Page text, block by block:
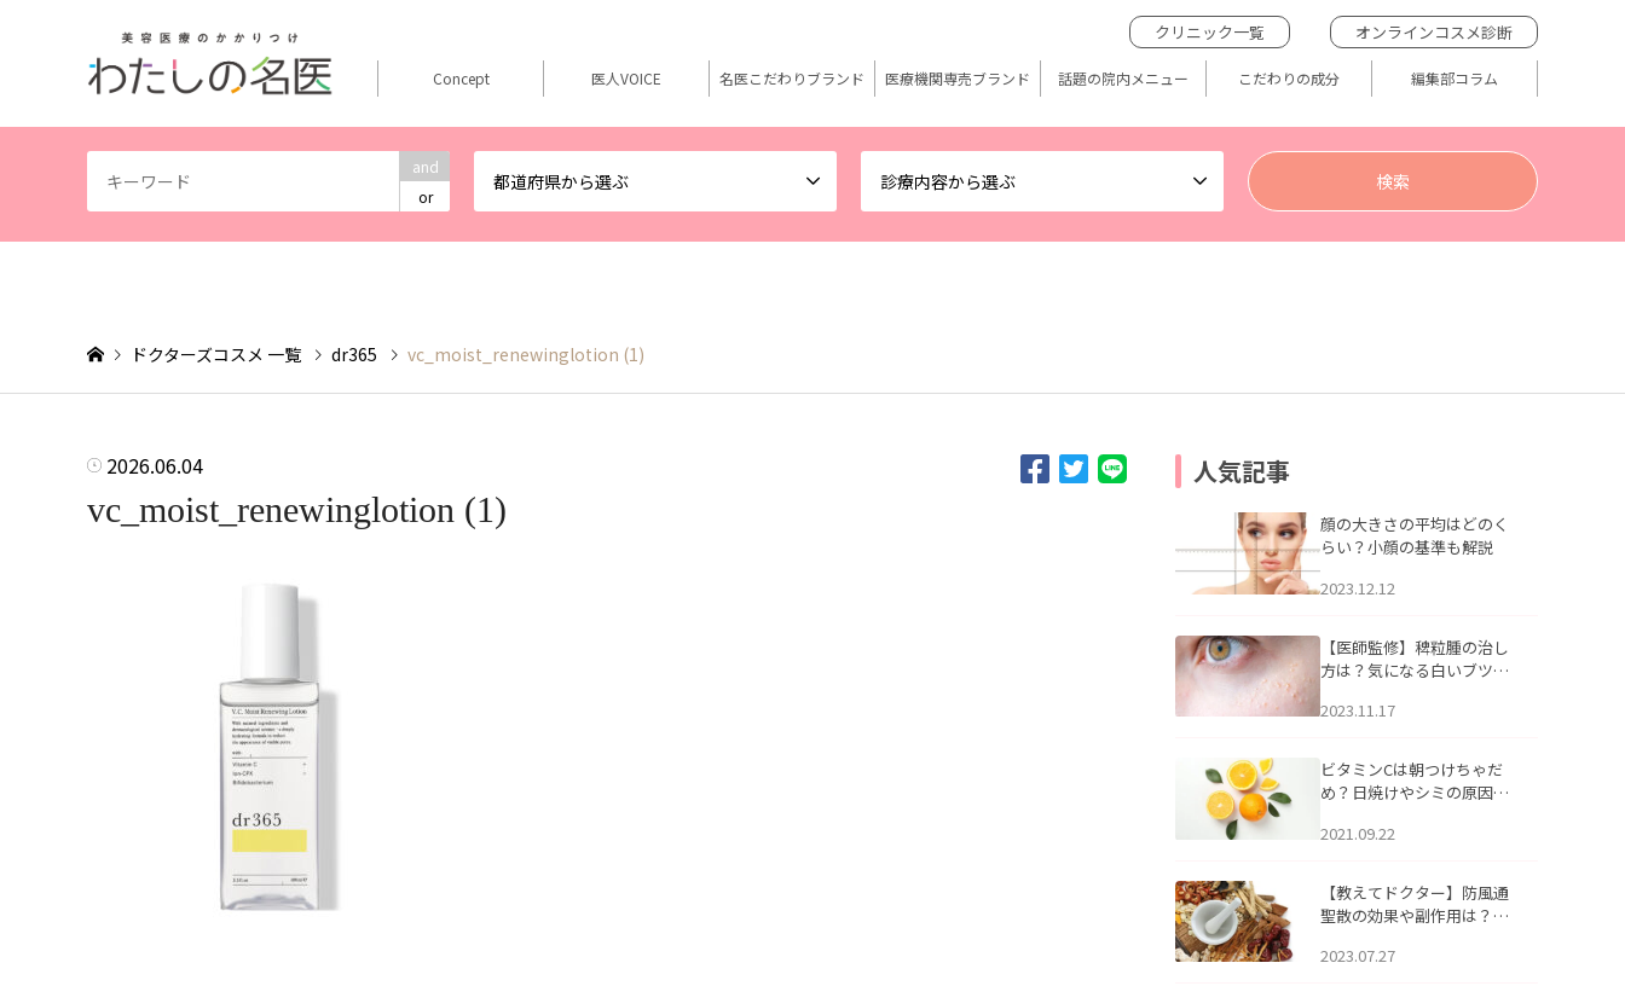
and
or
都道府県から選ぶ 診療内容から選ぶ
クリニック一覧 オンラインコスメ診断
Concept 医人VOICE 名医こだわりブランド 医療機関専売ブランド 話題の院内メニュー こだわりの成分 編集部コラム
ドクターズコスメ 一覧 dr365 vc_moist_renewinglotion (1)
2026.06.04
vc_moist_renewinglotion (1)
人気記事
顔の大きさの平均はどのく
らい？小顔の基準も解説
2023.12.12
【医師監修】稗粒腫の治し
方は？気になる白いブツブ
アについて
2023.11.17
ビタミンCは朝つけちゃだ
め？日焼けやシミの原因に
2021.09.22
【教えてドクター】防風通
聖散の効果や副作用は？長
2023.07.27